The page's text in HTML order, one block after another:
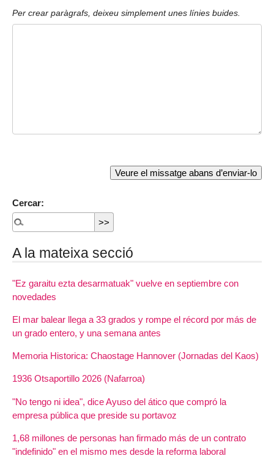
Per crear paràgrafs, deixeu simplement unes línies buides.
Cercar:
A la mateixa secció
"Ez garaitu ezta desarmatuak" vuelve en septiembre con
novedades
El mar balear llega a 33 grados y rompe el récord por más de
un grado entero, y una semana antes
Memoria Historica: Chaostage Hannover (Jornadas del Kaos)
1936 Otsaportillo 2026 (Nafarroa)
"No tengo ni idea", dice Ayuso del ático que compró la
empresa pública que preside su portavoz
1,68 millones de personas han firmado más de un contrato
"indefinido" en el mismo mes desde la reforma laboral